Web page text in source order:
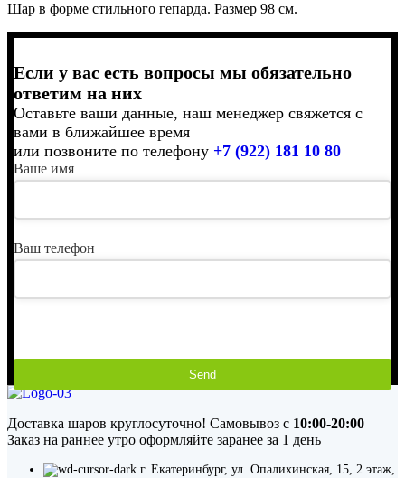
Шар в форме стильного гепарда. Размер 98 см.
Если у вас есть вопросы мы обязательно
ответим на них
Оставьте ваши данные, наш менеджер свяжется с
вами в ближайшее время
или позвоните по телефону +7 (922) 181 10 80
Ваше имя
Ваш телефон
Send
This
field
should
be
blank
Доставка шаров круглосуточно! Самовывоз с 10:00-20:00
Заказ на раннее утро оформляйте заранее за 1 день
г. Екатеринбург, ул. Опалихинская, 15, 2 этаж,